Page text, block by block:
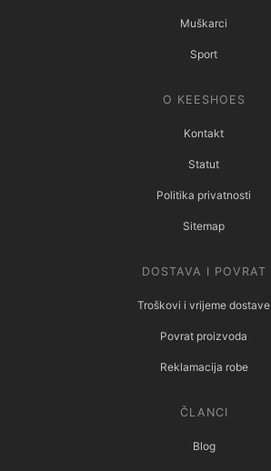
Muškarci
Sport
O KEESHOES
Kontakt
Statut
Politika privatnosti
Sitemap
DOSTAVA I POVRAT
Troškovi i vrijeme dostave
Povrat proizvoda
Reklamacija robe
ČLANCI
Blog